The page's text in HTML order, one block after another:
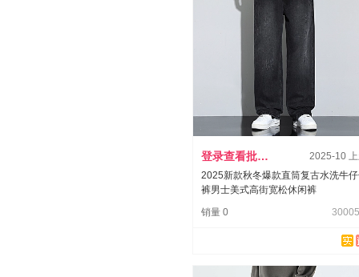
登录查看批发价
2025-10
2025新款秋冬爆款直筒复古水洗牛
裤男士美式高街宽松休闲裤
销量 0